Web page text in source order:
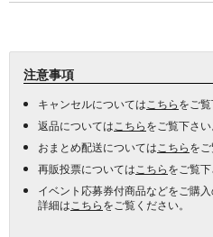
注意事項
キャンセルについては こちらをご覧
返品については こちらをご覧下さい
おまとめ配送については こちらをご
再販投票については こちらをご覧下
イベント応募券付商品などをご購
詳細は こちらをご覧ください。